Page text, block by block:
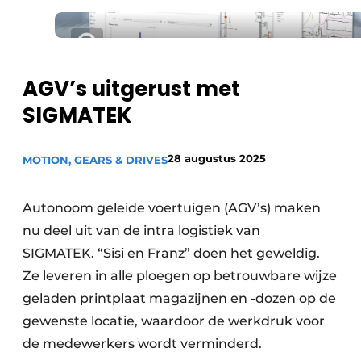
Evenement aanmelden
Home
Nieuwsbrief
Podcasts
Privacy / Cookie statement
Vacatures
Video’s
AGV’s uitgerust met
SIGMATEK
MOTION, GEARS & DRIVES28 augustus 2025
Autonoom geleide voertuigen (AGV’s) maken
nu deel uit van de intra logistiek van
SIGMATEK. “Sisi en Franz” doen het geweldig.
Ze leveren in alle ploegen op betrouwbare wijze
geladen printplaat magazijnen en -dozen op de
gewenste locatie, waardoor de werkdruk voor
de medewerkers wordt verminderd.